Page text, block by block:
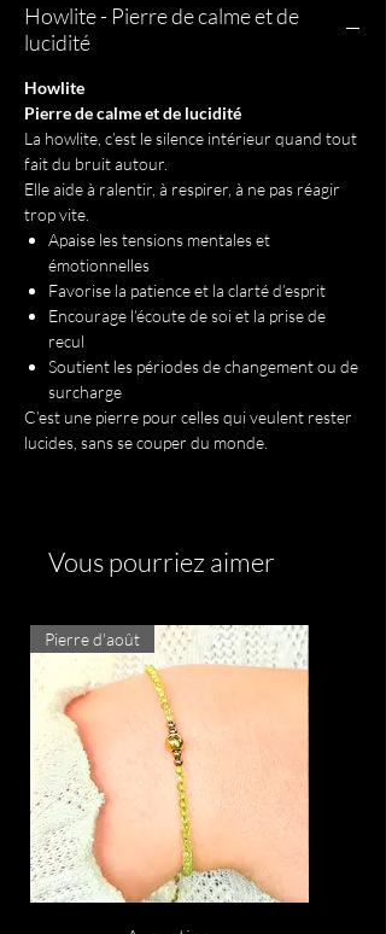
Howlite - Pierre de calme et de
lucidité
Howlite
Pierre de calme et de lucidité
La howlite, c’est le silence intérieur quand tout
fait du bruit autour.
Elle aide à ralentir, à respirer, à ne pas réagir
trop vite.
Apaise les tensions mentales et
émotionnelles
Favorise la patience et la clarté d’esprit
Encourage l’écoute de soi et la prise de
recul
Soutient les périodes de changement ou de
surcharge
C’est une pierre pour celles qui veulent rester
lucides, sans se couper du monde.
Vous pourriez aimer
Pierre d'août